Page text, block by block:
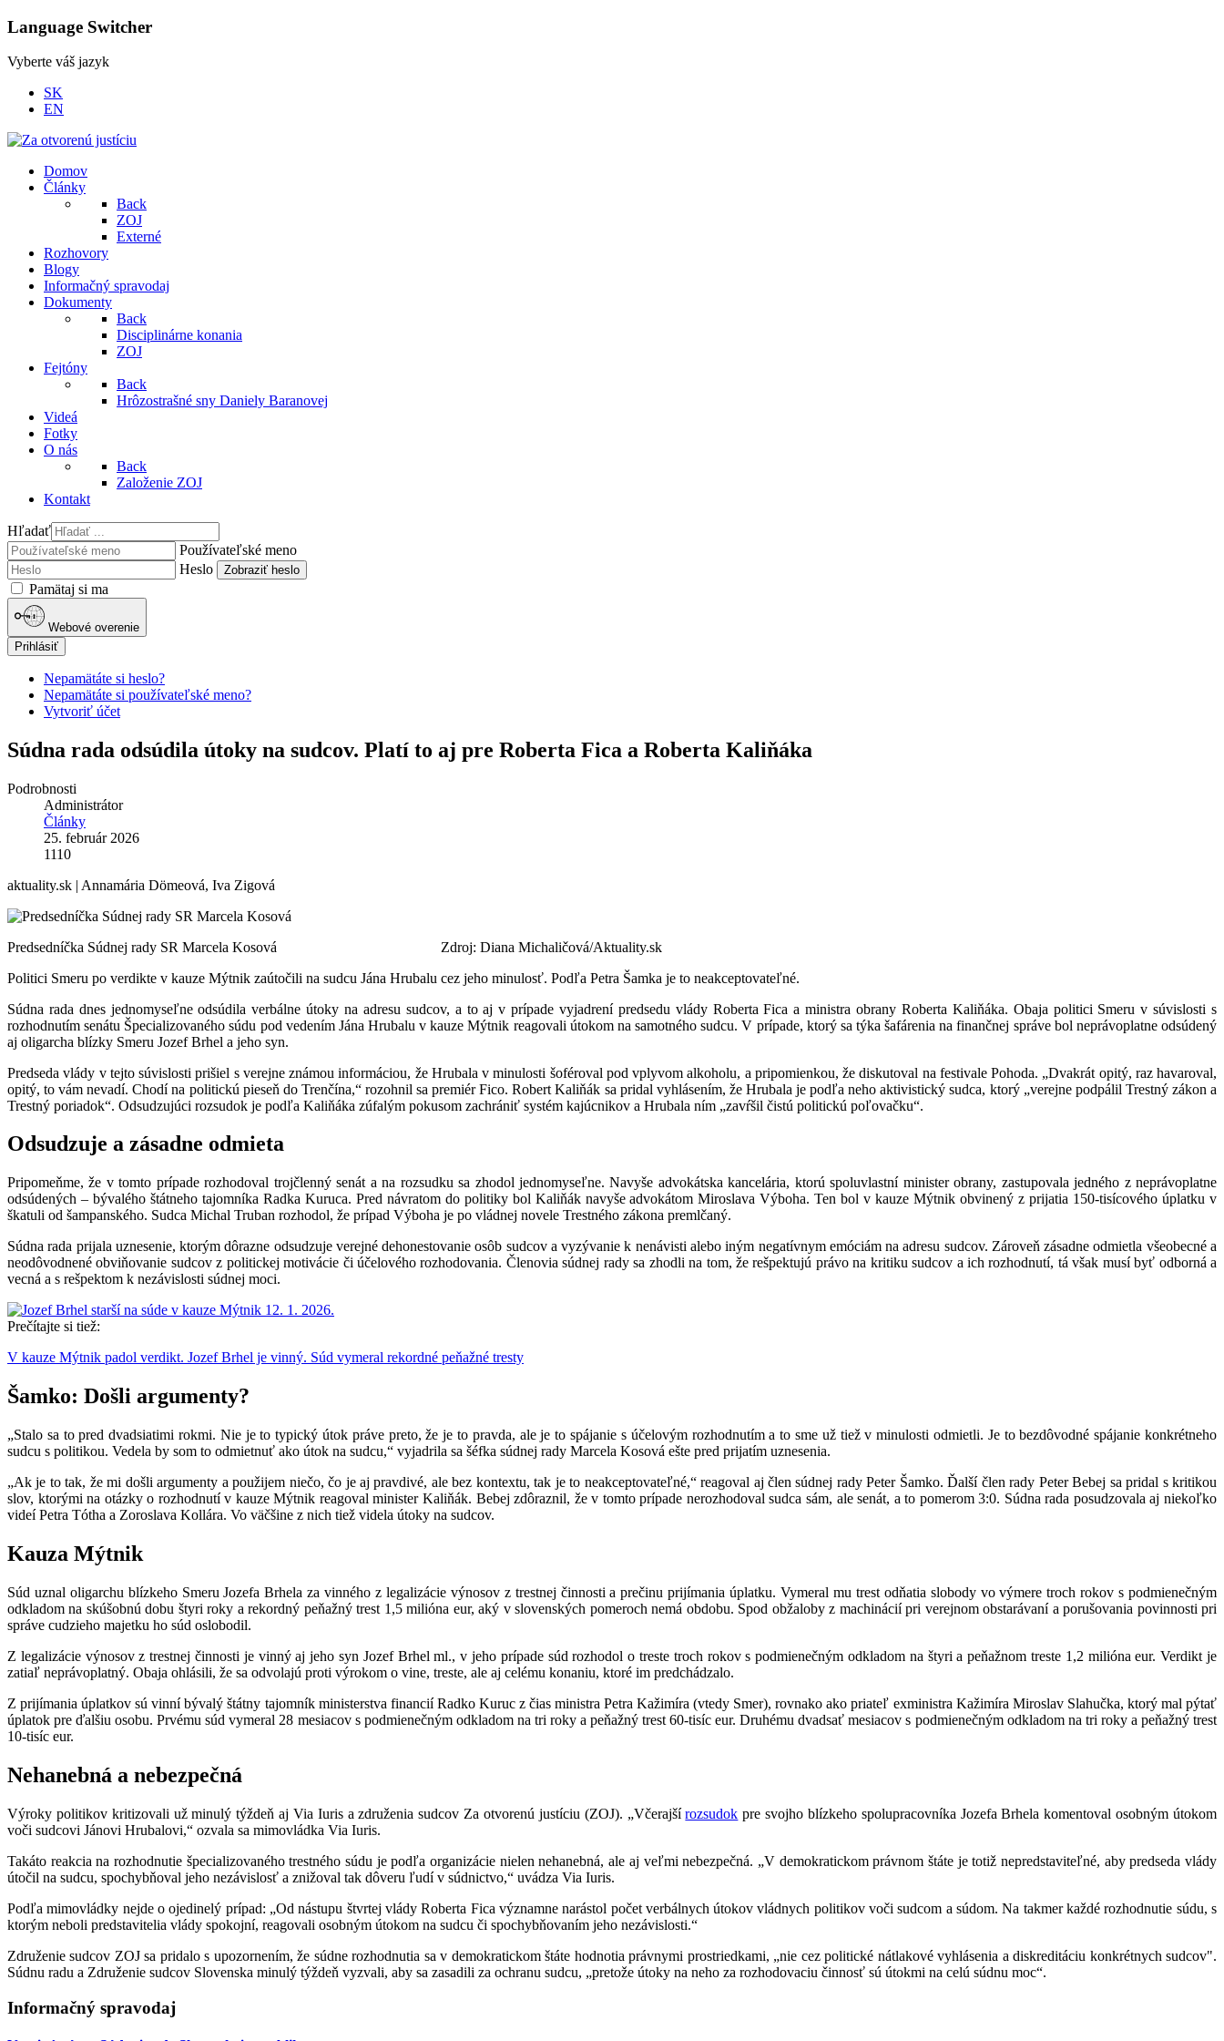
Language Switcher
Vyberte váš jazyk
SK
EN
Domov
Články
Back
ZOJ
Externé
Rozhovory
Blogy
Informačný spravodaj
Dokumenty
Back
Disciplinárne konania
ZOJ
Fejtóny
Back
Hrôzostrašné sny Daniely Baranovej
Videá
Fotky
O nás
Back
Založenie ZOJ
Kontakt
Hľadať
Používateľské meno
Heslo
Zobraziť heslo
Pamätaj si ma
Webové overenie
Prihlásiť
Nepamätáte si heslo?
Nepamätáte si používateľské meno?
Vytvoriť účet
Súdna rada odsúdila útoky na sudcov. Platí to aj pre Roberta Fica a Roberta Kaliňáka
Podrobnosti
Administrátor
Články
25. február 2026
1110
aktuality.sk | Annamária Dömeová, Iva Zigová
Predsedníčka Súdnej rady SR Marcela Kosová Zdroj: Diana Michaličová/Aktuality.sk
Politici Smeru po verdikte v kauze Mýtnik zaútočili na sudcu Jána Hrubalu cez jeho minulosť. Podľa Petra Šamka je to neakceptovateľné.
Súdna rada dnes jednomyseľne odsúdila verbálne útoky na adresu sudcov, a to aj v prípade vyjadrení predsedu vlády Roberta Fica a ministra obrany Roberta Kaliňáka. Obaja politici Smeru v súvislosti s
rozhodnutím senátu Špecializovaného súdu pod vedením Jána Hrubalu v kauze Mýtnik reagovali útokom na samotného sudcu. V prípade, ktorý sa týka šafárenia na finančnej správe bol neprávoplatne odsúdený
aj oligarcha blízky Smeru Jozef Brhel a jeho syn.
Predseda vlády v tejto súvislosti prišiel s verejne známou informáciou, že Hrubala v minulosti šoféroval pod vplyvom alkoholu, a pripomienkou, že diskutoval na festivale Pohoda. „Dvakrát opitý, raz havaroval,
opitý, to vám nevadí. Chodí na politickú pieseň do Trenčína,“ rozohnil sa premiér Fico. Robert Kaliňák sa pridal vyhlásením, že Hrubala je podľa neho aktivistický sudca, ktorý „verejne podpálil Trestný zákon a
Trestný poriadok“. Odsudzujúci rozsudok je podľa Kaliňáka zúfalým pokusom zachrániť systém kajúcnikov a Hrubala ním „zavŕšil čistú politickú poľovačku“.
Odsudzuje a zásadne odmieta
Pripomeňme, že v tomto prípade rozhodoval trojčlenný senát a na rozsudku sa zhodol jednomyseľne. Navyše advokátska kancelária, ktorú spoluvlastní minister obrany, zastupovala jedného z neprávoplatne
odsúdených – bývalého štátneho tajomníka Radka Kuruca. Pred návratom do politiky bol Kaliňák navyše advokátom Miroslava Výboha. Ten bol v kauze Mýtnik obvinený z prijatia 150-tisícového úplatku v
škatuli od šampanského. Sudca Michal Truban rozhodol, že prípad Výboha je po vládnej novele Trestného zákona premlčaný.
Súdna rada prijala uznesenie, ktorým dôrazne odsudzuje verejné dehonestovanie osôb sudcov a vyzývanie k nenávisti alebo iným negatívnym emóciám na adresu sudcov. Zároveň zásadne odmietla všeobecné a
neodôvodnené obviňovanie sudcov z politickej motivácie či účelového rozhodovania. Členovia súdnej rady sa zhodli na tom, že rešpektujú právo na kritiku sudcov a ich rozhodnutí, tá však musí byť odborná a
vecná a s rešpektom k nezávislosti súdnej moci.
Prečítajte si tiež:
V kauze Mýtnik padol verdikt. Jozef Brhel je vinný. Súd vymeral rekordné peňažné tresty
Šamko: Došli argumenty?
„Stalo sa to pred dvadsiatimi rokmi. Nie je to typický útok práve preto, že je to pravda, ale je to spájanie s účelovým rozhodnutím a to sme už tiež v minulosti odmietli. Je to bezdôvodné spájanie konkrétneho
sudcu s politikou. Vedela by som to odmietnuť ako útok na sudcu,“ vyjadrila sa šéfka súdnej rady Marcela Kosová ešte pred prijatím uznesenia.
„Ak je to tak, že mi došli argumenty a použijem niečo, čo je aj pravdivé, ale bez kontextu, tak je to neakceptovateľné,“ reagoval aj člen súdnej rady Peter Šamko. Ďalší člen rady Peter Bebej sa pridal s kritikou
slov, ktorými na otázky o rozhodnutí v kauze Mýtnik reagoval minister Kaliňák. Bebej zdôraznil, že v tomto prípade nerozhodoval sudca sám, ale senát, a to pomerom 3:0. Súdna rada posudzovala aj niekoľko
videí Petra Tótha a Zoroslava Kollára. Vo väčšine z nich tiež videla útoky na sudcov.
Kauza Mýtnik
Súd uznal oligarchu blízkeho Smeru Jozefa Brhela za vinného z legalizácie výnosov z trestnej činnosti a prečinu prijímania úplatku. Vymeral mu trest odňatia slobody vo výmere troch rokov s podmienečným
odkladom na skúšobnú dobu štyri roky a rekordný peňažný trest 1,5 milióna eur, aký v slovenských pomeroch nemá obdobu. Spod obžaloby z machinácií pri verejnom obstarávaní a porušovania povinnosti pri
správe cudzieho majetku ho súd oslobodil.
Z legalizácie výnosov z trestnej činnosti je vinný aj jeho syn Jozef Brhel ml., v jeho prípade súd rozhodol o treste troch rokov s podmienečným odkladom na štyri a peňažnom treste 1,2 milióna eur. Verdikt je
zatiaľ neprávoplatný. Obaja ohlásili, že sa odvolajú proti výrokom o vine, treste, ale aj celému konaniu, ktoré im predchádzalo.
Z prijímania úplatkov sú vinní bývalý štátny tajomník ministerstva financií Radko Kuruc z čias ministra Petra Kažimíra (vtedy Smer), rovnako ako priateľ exministra Kažimíra Miroslav Slahučka, ktorý mal pýtať
úplatok pre ďalšiu osobu. Prvému súd vymeral 28 mesiacov s podmienečným odkladom na tri roky a peňažný trest 60-tisíc eur. Druhému dvadsať mesiacov s podmienečným odkladom na tri roky a peňažný trest
10-tisíc eur.
Nehanebná a nebezpečná
Výroky politikov kritizovali už minulý týždeň aj Via Iuris a združenia sudcov Za otvorenú justíciu (ZOJ). „Včerajšírozsudok pre svojho blízkeho spolupracovníka Jozefa Brhela komentoval osobným útokom
voči sudcovi Jánovi Hrubalovi,“ ozvala sa mimovládka Via Iuris.
Takáto reakcia na rozhodnutie špecializovaného trestného súdu je podľa organizácie nielen nehanebná, ale aj veľmi nebezpečná. „V demokratickom právnom štáte je totiž nepredstaviteľné, aby predseda vlády
útočil na sudcu, spochybňoval jeho nezávislosť a znižoval tak dôveru ľudí v súdnictvo,“ uvádza Via Iuris.
Podľa mimovládky nejde o ojedinelý prípad: „Od nástupu štvrtej vlády Roberta Fica významne narástol počet verbálnych útokov vládnych politikov voči sudcom a súdom. Na takmer každé rozhodnutie súdu, s
ktorým neboli predstavitelia vlády spokojní, reagovali osobným útokom na sudcu či spochybňovaním jeho nezávislosti.“
Združenie sudcov ZOJ sa pridalo s upozornením, že súdne rozhodnutia sa v demokratickom štáte hodnotia právnymi prostriedkami, „nie cez politické nátlakové vyhlásenia a diskreditáciu konkrétnych sudcov".
Súdnu radu a Združenie sudcov Slovenska minulý týždeň vyzvali, aby sa zasadili za ochranu sudcu, „pretože útoky na neho za rozhodovaciu činnosť sú útokmi na celú súdnu moc“.
Informačný spravodaj